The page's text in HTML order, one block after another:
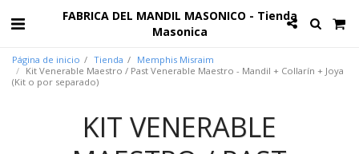
FABRICA DEL MANDIL MASONICO - Tienda
Masonica
Página de inicio Tienda
Memphis Misraim
Kit Venerable Maestro / Past Venerable Maestro - Mandil + Collarín + Joya
(Kit o por separado)
KIT VENERABLE